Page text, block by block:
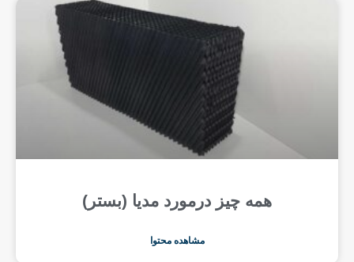
همه چیز درمورد مدیا (بستر)
مشاهده محتوا